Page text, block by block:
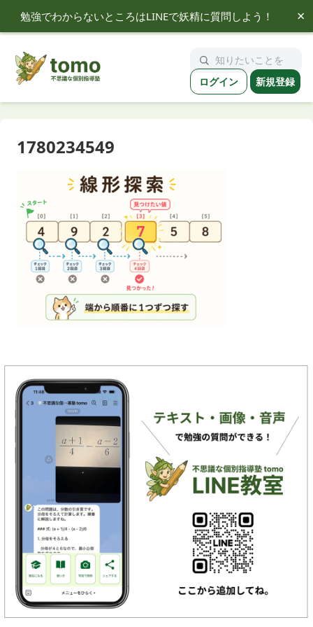
勉強でわからないところはLINEで妖精に質問しよう！ ×
tomo ログイン 新規登録
1780234549